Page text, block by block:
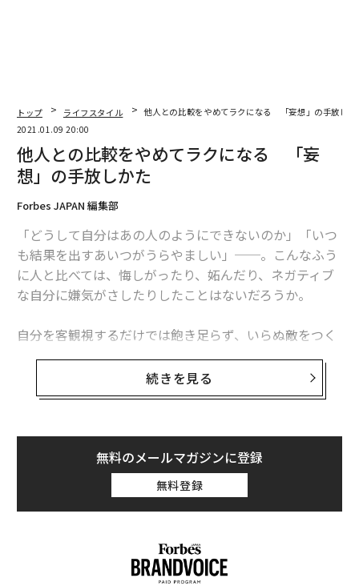
トップ ライフスタイル
他人との比較をやめてラクになる 「妄想」の手放しか
2021.01.09 20:00
他人との比較をやめてラクになる 「妄
想」の手放しかた
Forbes JAPAN 編集部
「どうして自分はあの人のようにできないのか」「いつ
も結果を出すあいつがうらやましい」──。こんなふう
に人と比べては、悔しがったり、妬んだり、ネガティブ
な自分に嫌気がさしたりしたことはないだろうか。
自分を客観視するだけでは飽き足らず、いらぬ敵をつく
り出し、人と比べてはダメな自分を痛めつける。いいこ
とがない悪癖なのに、多くの人がなかなか手放すことが
できないでいるのが、「他人との比較」だ。
今年こそ、そんな苦しみは手放してしまいたい。軽やか
に自分のすべきことに注力できるようになるには、どん
なふうに考えたらいいのだろうか。
そのヒントを、曹洞宗 特雄山建巧寺の住職である枡野俊
心配事の9割は起こらない 減らす、手放す、忘れる─
続きを見る
無料のメールマガジンに登録
無料登録